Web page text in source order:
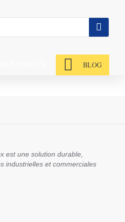
BLOG
est une solution durable,
industrielles et commerciales